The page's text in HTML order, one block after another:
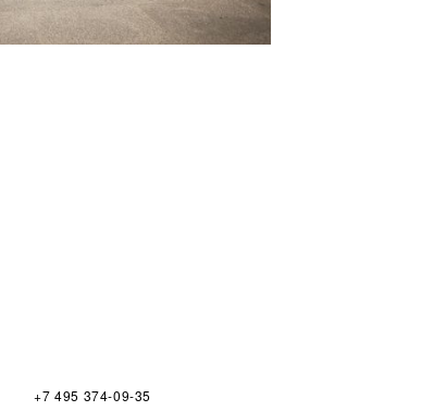
+7 495 374-09-35